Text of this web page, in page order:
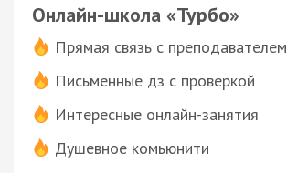
Онлайн-школа «Турбо»
Прямая связь с преподавателем
Письменные дз с проверкой
Интересные онлайн-занятия
Душевное комьюнити